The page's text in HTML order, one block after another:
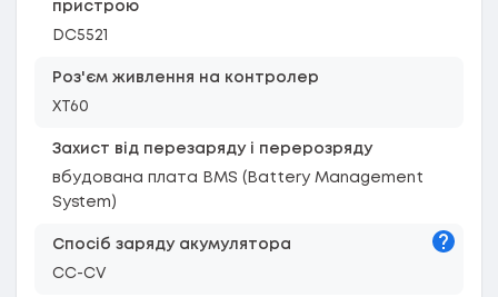
пристрою
DC5521
Роз'єм живлення на контролер
XT60
Захист від перезаряду і перерозряду
вбудована плата BMS (Battery Management
System)
Спосіб заряду акумулятора
CC-CV